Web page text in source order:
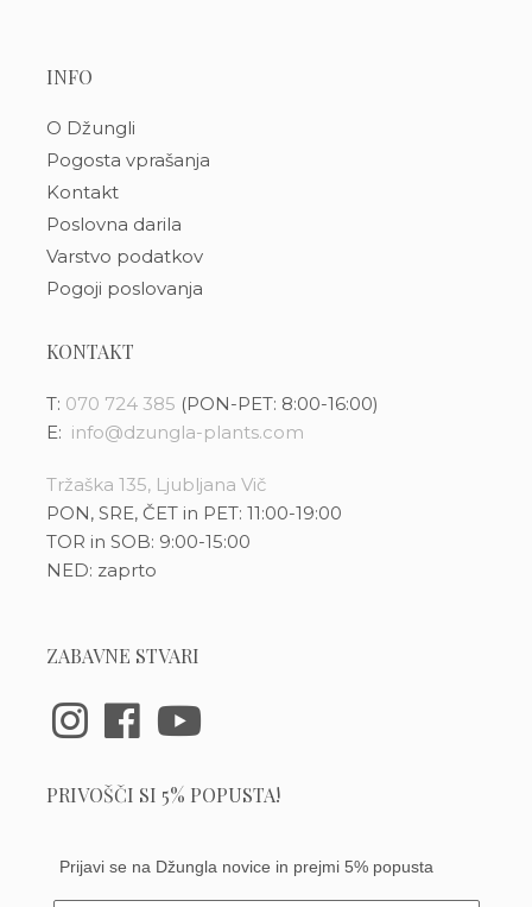
INFO
O Džungli
Pogosta vprašanja
Kontakt
Poslovna darila
Varstvo podatkov
Pogoji poslovanja
KONTAKT
T: 070 724 385 (PON-PET: 8:00-16:00)
E: info@dzungla-plants.com
Tržaška 135, Ljubljana Vič
PON, SRE, ČET in PET: 11:00-19:00
TOR in SOB: 9:00-15:00
NED: zaprto
ZABAVNE STVARI
PRIVOŠČI SI 5% POPUSTA!
Prijavi se na Džungla novice in prejmi 5% popusta